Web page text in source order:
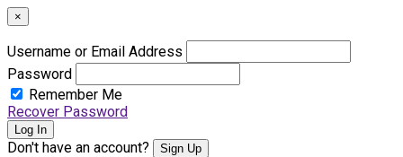
×
Username or Email Address
Password
Remember Me
Recover Password
Log In
Don't have an account? Sign Up